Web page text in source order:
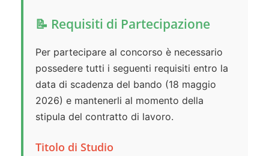
📝 Requisiti di Partecipazione
Per partecipare al concorso è necessario
possedere tutti i seguenti requisiti entro la
data di scadenza del bando (18 maggio
2026) e mantenerli al momento della
stipula del contratto di lavoro.
Titolo di Studio